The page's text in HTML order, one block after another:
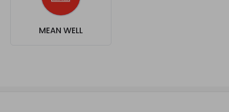
MEAN WELL